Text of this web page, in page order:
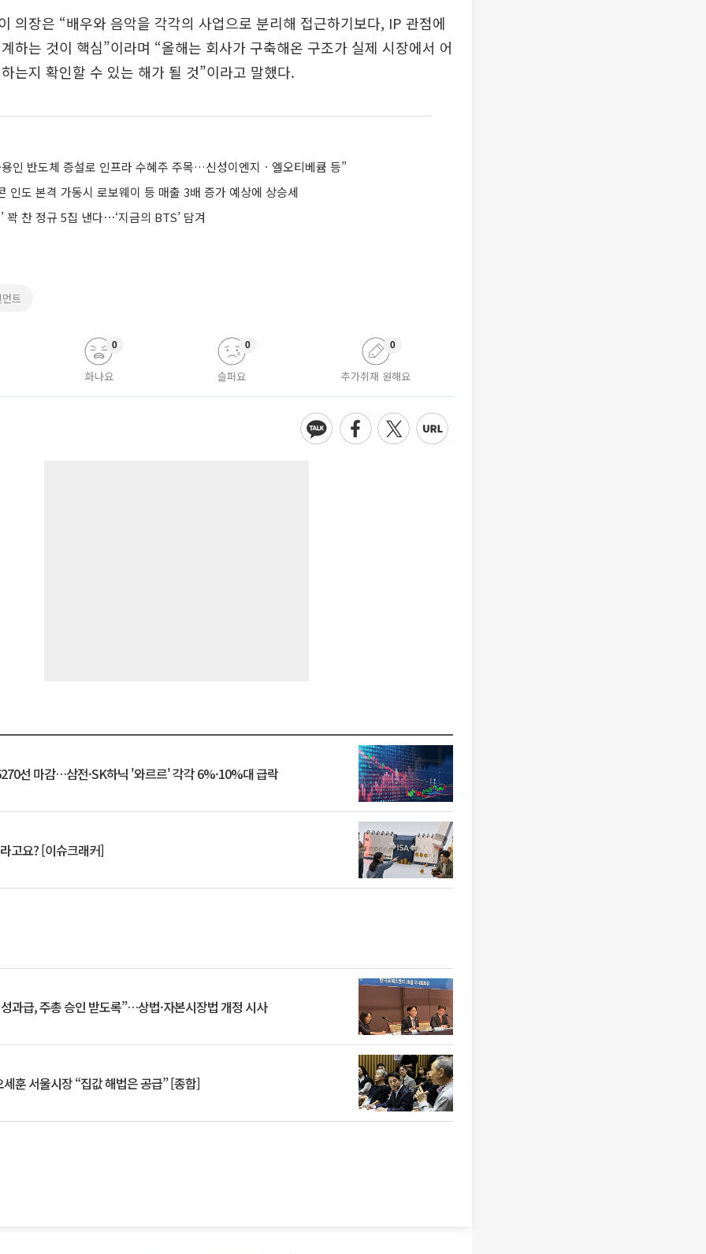
의장은 “배우와 음악을 각각의 사업으로 분리해 접근하기보다, IP 관점에
하는 것이 핵심”이라며 “올해는 회사가 구축해온 구조가 실제 시장에서 어
는지 확인할 수 있는 해가 될 것”이라고 말했다.
인 반도체 증설로 인프라 수혜주 주목…신성이엔지ㆍ엘오티베큠 등”
인도 본격 가동시 로보웨이 등 매출 3배 증가 예상에 상승세
꽉 찬 정규 5집 낸다⋯‘지금의 BTS’ 담겨
트
화나요
0
슬퍼요
0
추가취재 원해요
0
선 마감…삼전·SK하닉 '와르르' 각각 6%·10%대 급락
고요? [이슈크래커]
과급, 주총 승인 받도록”…상법·자본시장법 개정 시사
훈 서울시장 “집값 해법은 공급” [종합]